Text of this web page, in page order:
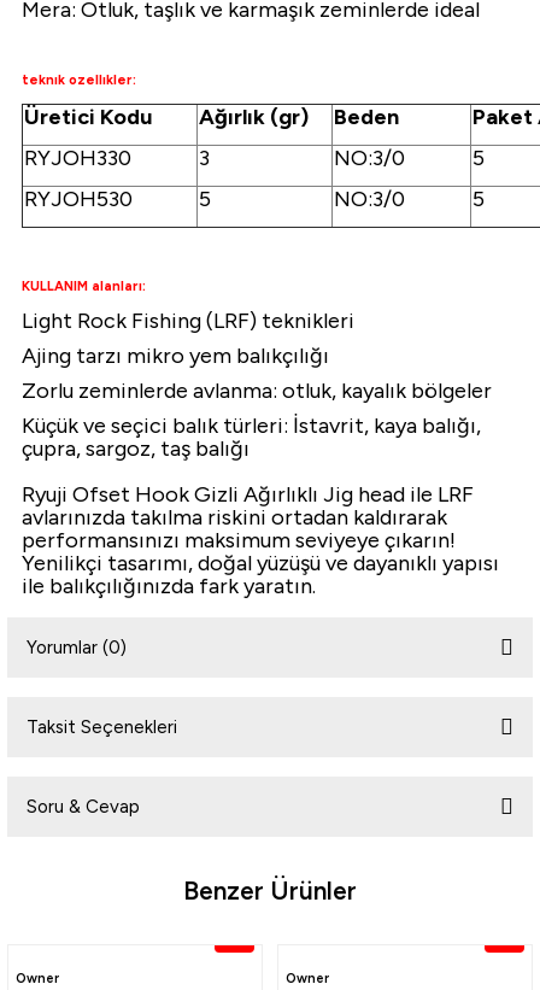
Mera: Otluk, taşlık ve karmaşık zeminlerde ideal
teknık ozellıkler:
Üretici Kodu Ağırlık (gr) Beden
RYJOH330
3 NO:3/0
5
RYJOH530
5 NO:3/0 5
KULLANIM alanları:
Light Rock Fishing (LRF) teknikleri
Ajing tarzı mikro yem balıkçılığı
Zorlu zeminlerde avlanma: otluk, kayalık bölgeler
Küçük ve seçici balık türleri: İstavrit, kaya balığı,
çupra, sargoz, taş balığı
Ryuji Ofset Hook Gizli Ağırlıklı Jig head ile LRF
avlarınızda takılma riskini ortadan kaldırarak
performansınızı maksimum seviyeye çıkarın!
Yenilikçi tasarımı, doğal yüzüşü ve dayanıklı yapısı
ile balıkçılığınızda fark yaratın.
Yorumlar (0)
Taksit Seçenekleri
Soru & Cevap
Ürün hakkında henüz soru sorulmamış.
Soru Sor
Benzer Ürünler
Owner
Owner